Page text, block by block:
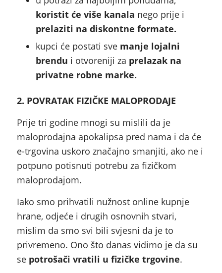
koristit će više kanala nego prije i
prelaziti na diskontne formate.
kupci će postati sve manje lojalni
brendu i otvoreniji za prelazak na
privatne robne marke.
2. POVRATAK FIZIČKE MALOPRODAJE
Prije tri godine mnogi su mislili da je
maloprodajna apokalipsa pred nama i da će
e-trgovina uskoro značajno smanjiti, ako ne i
potpuno potisnuti potrebu za fizičkom
maloprodajom.
Iako smo prihvatili nužnost online kupnje
hrane, odjeće i drugih osnovnih stvari,
mislim da smo svi bili svjesni da je to
privremeno. Ono što danas vidimo je da su
se potrošači vratili u fizičke trgovine.